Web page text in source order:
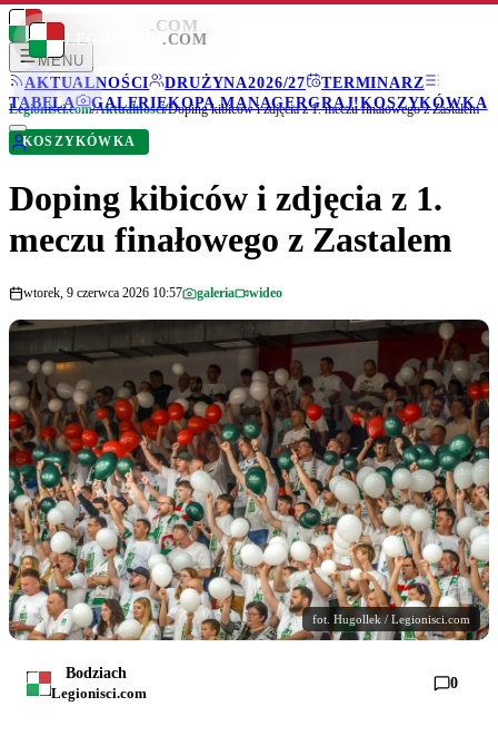
LEGIONISCI .COM
MENU
AKTUALNOŚCI
DRUŻYNA2026/27
TERMINARZ
TABELA
GALERIEKOPA MANAGERGRAJ!KOSZYKÓWKA
LEGIONISCI .COM
Legionisci.com/Aktualności/Doping kibiców i zdjęcia z 1. meczu finałowego z Zastalem
KOSZYKÓWKA
Doping kibiców i zdjęcia z 1.
meczu finałowego z Zastalem
wtorek, 9 czerwca 2026 10:57 galeria wideo
fot. Hugollek / Legionisci.com
Bodziach
Legionisci.com
0